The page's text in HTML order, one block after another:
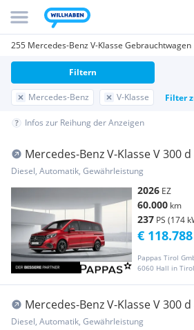
255 Mercedes-Benz V-Klasse Gebrauchtwagen
Mercedes-Benz V-Klasse Filter
Filtern
Infos zur Reihung der Anzeigen
Mercedes-Benz V-Klasse V 300 d
AVANTGARDE Lang AHK 2,5t 7 Sitze
Diesel, Automatik, Gewährleistung
2026 EZ
60.000 km
237 PS (174
Pappas Tirol
6060 Hall in Tirol
€ 118.788
Mercedes-Benz V-Klasse V 300 d
AVANTGARDE Lang AHK 2,5t 7 Sitze
Diesel, Automatik, Gewährleistung